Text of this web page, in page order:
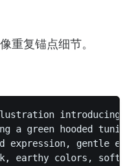
重复锚点细节。
introducing a
a green hooded
expression, gentle
earthy colors, soft